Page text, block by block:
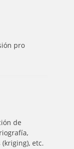
pro
de
etc.